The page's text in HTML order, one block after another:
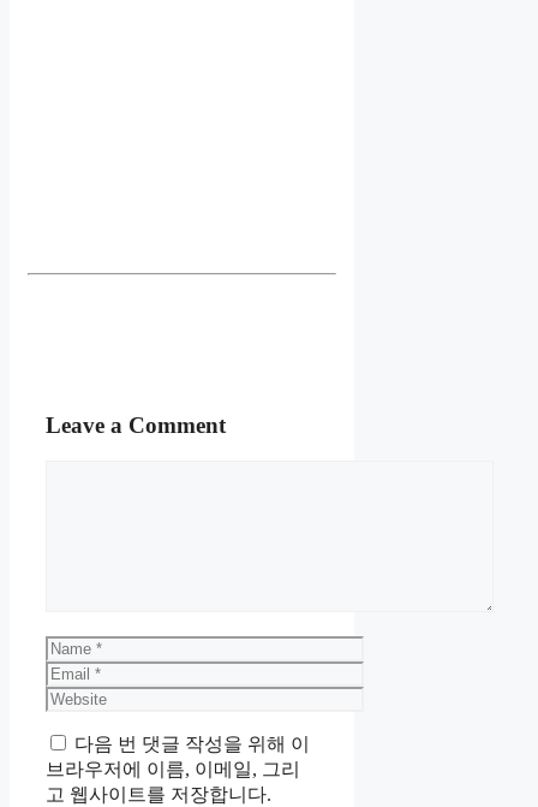
Leave a Comment
Name
Email
Website
다음 번 댓글 작성을 위해 이
브라우저에 이름, 이메일, 그리
고 웹사이트를 저장합니다.